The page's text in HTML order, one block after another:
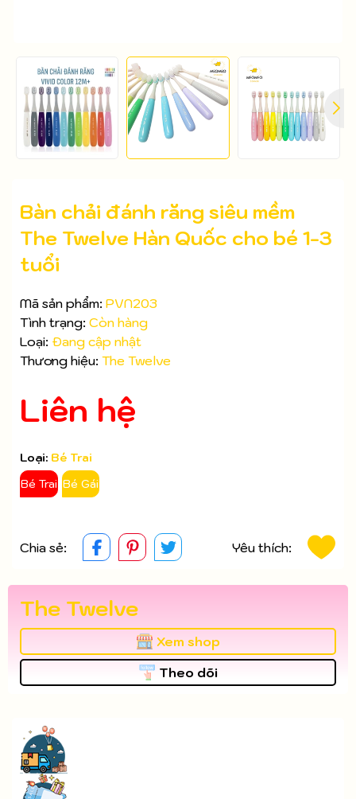
Bàn chải đánh răng siêu mềm
The Twelve Hàn Quốc cho bé 1-3
tuổi
Mã sản phẩm: PVN203
Tình trạng: Còn hàng
Loại: Đang cập nhật
Thương hiệu: The Twelve
Liên hệ
Loại: Bé Trai
Bé Trai Bé Gái
Mã giảm giá:
Ngày hết hạn:
Điều kiện:
Chia sẻ: Yêu thích:
The Twelve
Xem shop
Theo dõi